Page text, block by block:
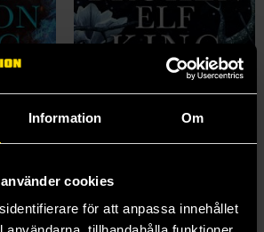
Information Om
cookies
för att anpassa innehållet
The Broken Elf King
Leia Stone
Beställ